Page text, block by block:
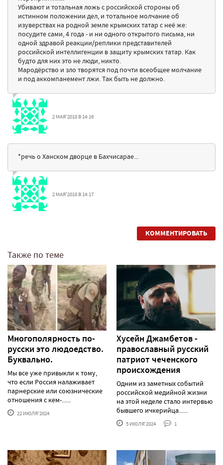
Убивают и тотальная ложь с российской стороны об
истинном положении дел, и тотальное молчание об
изуверствах на родной земле крымских татар с неё же:
посудите сами, 4 года - и ни одного открытого письма, ни
одной здравой реакции/реплики представителей
российской интеллигенции в защиту крымских татар. Как
будто для них это не люди, никто.
Мародёрство и зло творятся под почти всеобщее молчание
и под аккомпанемент лжи. Так быть не должно.
2 МАЯ'2018 В 14:16
*речь о Ханском дворце в Бахчисарае...
2 МАЯ'2018 В 14:17
КОММЕНТИРОВАТЬ
Также по теме
Многополярность по-
русски это людоедство.
Буквально.
Мы все уже привыкли к тому,
что если Россия налаживает
парнерские или союзнические
отношения с кем-......
22 ИЮЛЯ'2024
Хусейн Джамбетов -
православный русский
патриот чеченского
происхождения
Одним из заметных событий
российской медийной жизни
на этой неделе стало интервью
бывшего ичкерийца......
5 ИЮЛЯ'2024 1